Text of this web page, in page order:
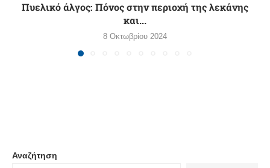
Πυελικό άλγος: Πόνος στην περιοχή της λεκάνης
και...
8 Οκτωβρίου 2024
Αναζήτηση